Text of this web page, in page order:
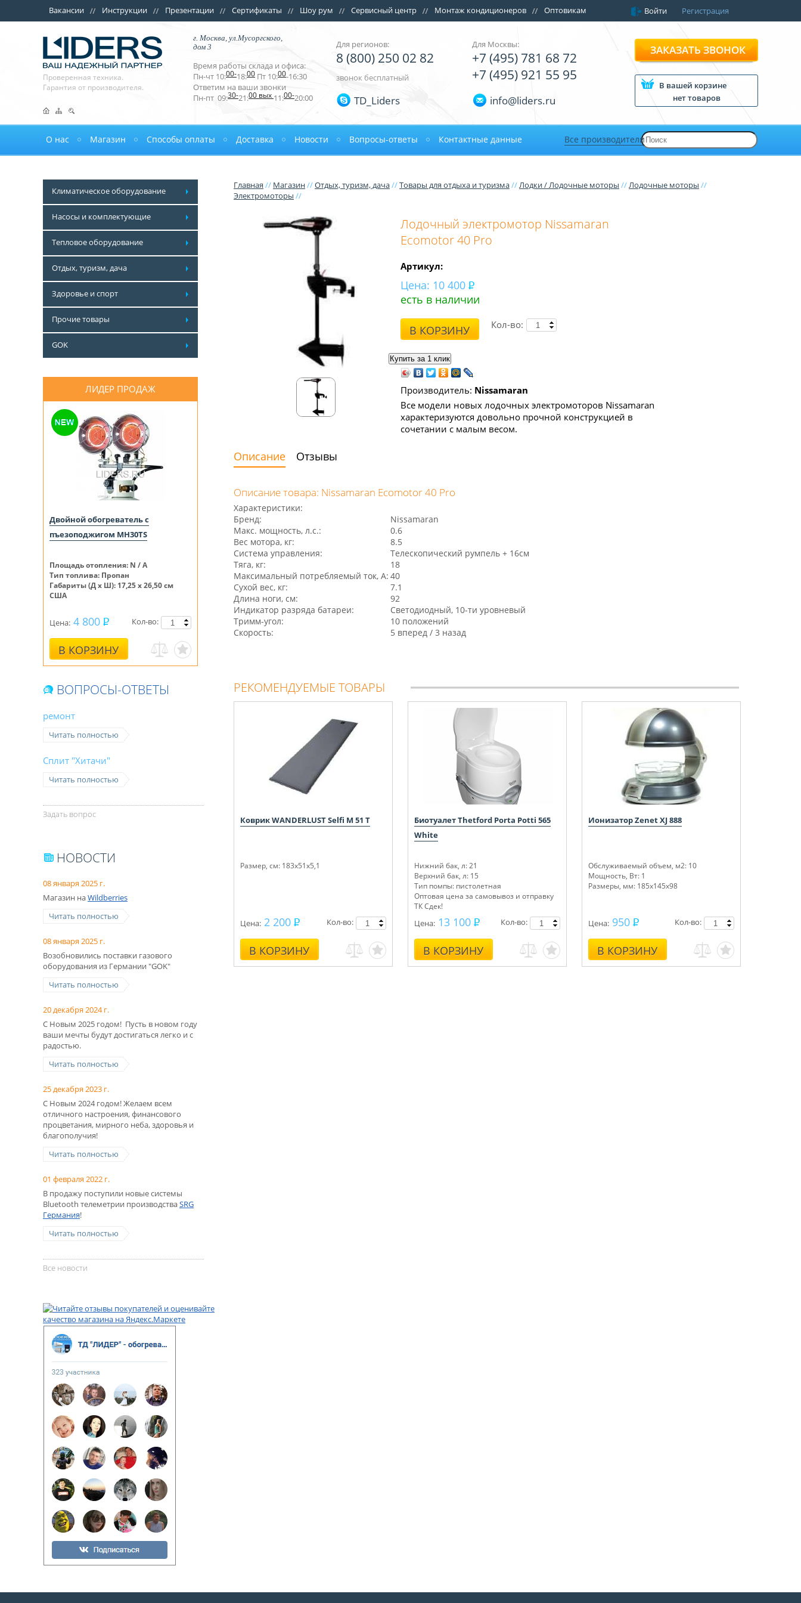
Вакансии Инструкции Презентации Сертификаты Шоу рум Сервисный центр Монтаж кондиционеров Оптовикам Войти Регистрация
Проверенная техника.
Гарантия от производителя.
г. Москва, ул.Мусоргского,
дом 3
Время работы склада и офиса:
Пн-чт 10:00-18:00 Пт 10:00-16:30
Ответим на ваши звонки
Пн-пт 09:30-21:00 вых 11:00-20:00
Для регионов:
8 (800) 250 02 82
звонок бесплатный
TD_Liders
Для Москвы:
+7 (495) 781 68 72
+7 (495) 921 55 95
info@liders.ru
ЗАКАЗАТЬ ЗВОНОК
В вашей корзине
нет товаров
О нас Магазин Способы оплаты Доставка Новости Вопросы-ответы Контактные данные Все производители
Климатическое оборудование
Насосы и комплектующие
Тепловое оборудование
Отдых, туризм, дача
Здоровье и спорт
Прочие товары
GOK
ЛИДЕР ПРОДАЖ
Двойной обогреватель с
пъезоподжигом MH30TS
Площадь отопления: N / A
Тип топлива: Пропан
Габариты (Д х Ш): 17,25 х 26,50 см
США
Цена: 4 800
В КОРЗИНУ
Кол-во:
ВОПРОСЫ-ОТВЕТЫ
ремонт
Читать полностью
Сплит "Хитачи"
Читать полностью
Задать вопрос
НОВОСТИ
08 января 2025 г.
Магазин наWildberries
Читать полностью
08 января 2025 г.
Возобновились поставки газового
оборудования из Германии "GOK"
Читать полностью
20 декабря 2024 г.
С Новым 2025 годом! Пусть в новом году
ваши мечты будут достигаться легко и с
радостью.
Читать полностью
25 декабря 2023 г.
С Новым 2024 годом! Желаем всем
отличного настроения, финансового
процветания, мирного неба, здоровья и
благополучия!
Читать полностью
01 февраля 2022 г.
В продажу поступили новые системы
Bluetooth телеметрии производстваSRG
Германия!
Читать полностью
Все новости
Главная // Магазин//Отдых, туризм, дача//Товары для отдыха и туризма//Лодки / Лодочные моторы //Лодочные моторы //
Электромоторы //
Лодочный электромотор Nissamaran
Ecomotor 40 Pro
Артикул:
Цена: 10 400
есть в наличии
В КОРЗИНУ Кол-во:
Производитель: Nissamaran
Все модели новых лодочных электромоторов Nissamaran
характеризуются довольно прочной конструкцией в
сочетании с малым весом.
Описание Отзывы
Описание товара: Nissamaran Ecomotor 40 Pro
Характеристики:
Бренд:
Nissamaran
Макс. мощность, л.с.:
0.6
Вес мотора, кг:
8.5
Система управления:
Телескопический румпель + 16см
Тяга, кг:
18
Максимальный потребляемый ток, А: 40
Сухой вес, кг:
7.1
Длина ноги, см:
92
Индикатор разряда батареи:
Светодиодный, 10-ти уровневый
Тримм-угол:
10 положений
Скорость:
5 вперед / 3 назад
РЕКОМЕНДУЕМЫЕ ТОВАРЫ
Коврик WANDERLUST Selfi M 51 T
Размер, см: 183x51x5,1
Цена: 2 200
В КОРЗИНУ
Кол-во:
Биотуалет Thetford Porta Potti 565
White
Нижний бак, л: 21
Верхний бак, л: 15
Тип помпы: пистолетная
Оптовая цена за самовывоз и отправку
ТК Сдек!
Цена: 13 100
В КОРЗИНУ
Кол-во:
Ионизатор Zenet XJ 888
Обслуживаемый объем, м2: 10
Мощность, Вт: 1
Размеры, мм: 185х145х98
Цена: 950
В КОРЗИНУ
Кол-во: